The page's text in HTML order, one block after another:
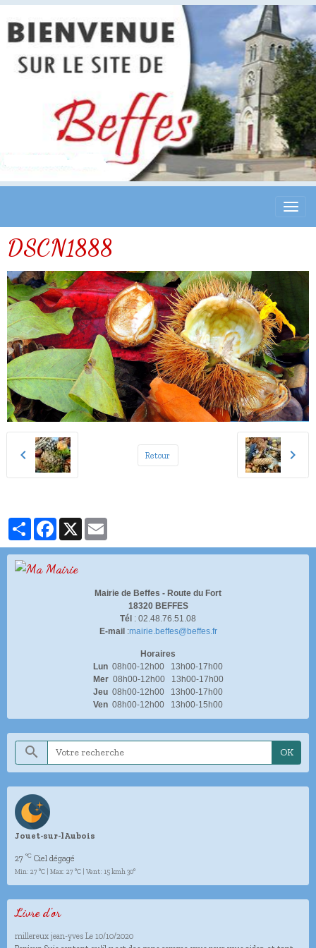
DSCN1888
Retour
PartagerFacebookX
Mairie de Beffes - Route du Fort
18320 BEFFES
Tél : 02.48.76.51.08
E-mail :mairie.beffes@beffes.fr
Horaires
Lun 08h00-12h00 13h00-17h00
Mer 08h00-12h00 13h00-17h00
Jeu 08h00-12h00 13h00-17h00
Ven 08h00-12h00 13h00-15h00
OK
Jouet-sur-lAubois
27 °C Ciel dégagé
Min: 27 °C | Max: 27 °C | Vent: 15 kmh 30°
Livre d'or
millereux jean-yves Le 10/10/2020